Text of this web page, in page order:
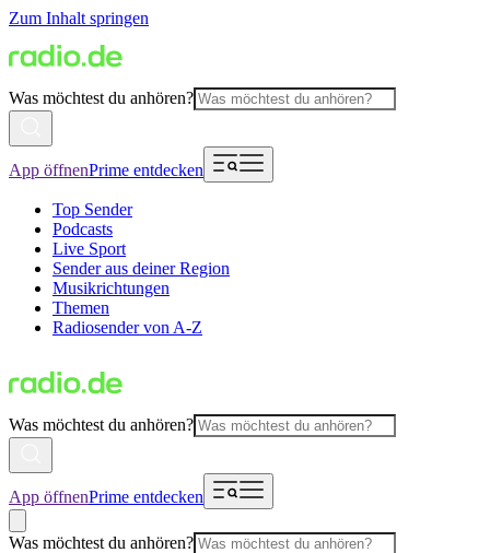
Zum Inhalt springen
Was möchtest du anhören?
App öffnenPrime entdecken
Top Sender
Podcasts
Live Sport
Sender aus deiner Region
Musikrichtungen
Themen
Radiosender von A-Z
Was möchtest du anhören?
App öffnenPrime entdecken
Was möchtest du anhören?